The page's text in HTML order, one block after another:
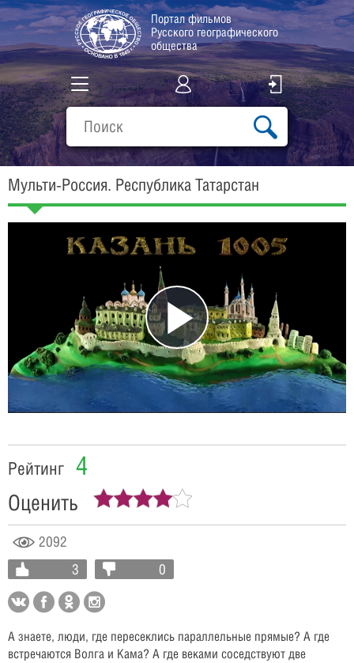
Портал фильмов
Русского географического
общества
Все фильмы
Подборки
О проекте
Мульти-Россия. Республика Татарстан
Play
Video
2092
3
0
Рейтинг 4
Оценить
А знаете, люди, где пересеклись параллельные прямые? А где
встречаются Волга и Кама? А где веками соседствуют две